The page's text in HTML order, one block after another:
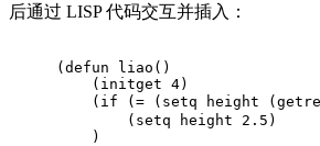
后通过 LISP 代码交互并插入：
( defun liao()
    (
initget 4)
    (
if ( = ( setq height (
        (
setq height 2.5 )
    )